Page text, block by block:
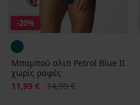
-20%
Μπαμπού σλιπ Petrol Blue II
χωρίς ραφές
Έκπτωση
11,99 € Αρχική τιμή
14,99 €